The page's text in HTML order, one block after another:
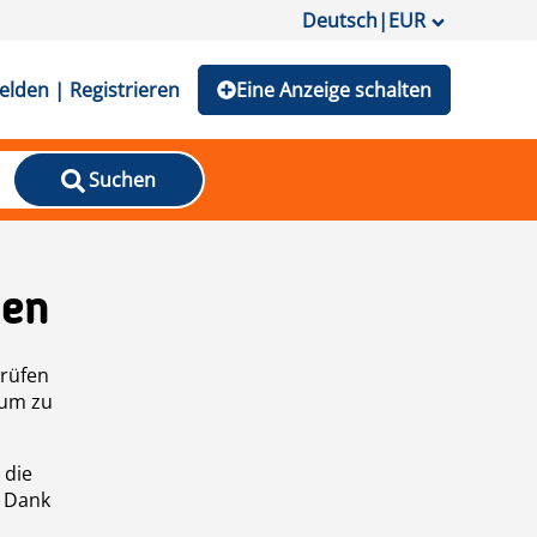
Deutsch|EUR
| Registrieren Eine Anzeige schalten
Suchen
zu
die